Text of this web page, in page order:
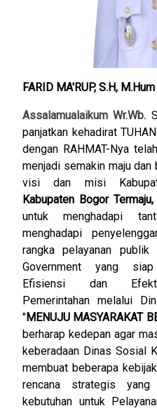
FARID MA'RUP, S.H, M.Hum
Assalamualaikum Wr.Wb.
panjatkan kehadirat
dengan RAHMAT-Nya
menjadi semakin maju
visi dan misi
Kabupaten Bogor
untuk menghadapi
menghadapi
rangka pelayanan publik
Government yang siap
Efisiensi dan
Pemerintahan melalui
"MENUJU MASYARAKAT
berharap kedepan agar
keberadaan Dinas Sosial
membuat beberapa
rencana strategis
kebutuhan untuk